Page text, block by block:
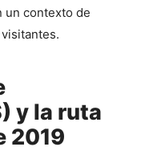
un contexto de
y la ruta
2019